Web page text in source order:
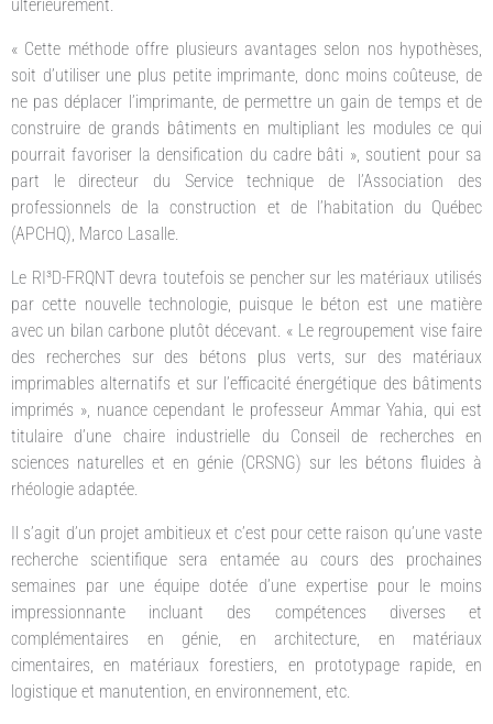
ultérieurement.
« Cette méthode offre plusieurs avantages selon nos hypothèses,
soit d’utiliser une plus petite imprimante, donc moins coûteuse, de
ne pas déplacer l’imprimante, de permettre un gain de temps et de
construire de grands bâtiments en multipliant les modules ce qui
pourrait favoriser la densification du cadre bâti », soutient pour sa
part le directeur du Service technique de l’Association des
professionnels de la construction et de l’habitation du Québec
(APCHQ), Marco Lasalle.
Le RI³D-FRQNT devra toutefois se pencher sur les matériaux utilisés
par cette nouvelle technologie, puisque le béton est une matière
avec un bilan carbone plutôt décevant. « Le regroupement vise faire
des recherches sur des bétons plus verts, sur des matériaux
imprimables alternatifs et sur l’efficacité énergétique des bâtiments
imprimés », nuance cependant le professeur Ammar Yahia, qui est
titulaire d’une chaire industrielle du Conseil de recherches en
sciences naturelles et en génie (CRSNG) sur les bétons fluides à
rhéologie adaptée.
Il s’agit d’un projet ambitieux et c’est pour cette raison qu’une vaste
recherche scientifique sera entamée au cours des prochaines
semaines par une équipe dotée d’une expertise pour le moins
impressionnante incluant des compétences diverses et
complémentaires en génie, en architecture, en matériaux
cimentaires, en matériaux forestiers, en prototypage rapide, en
logistique et manutention, en environnement, etc.